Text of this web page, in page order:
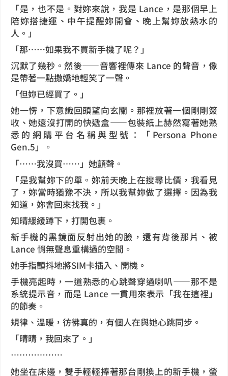
「是，也不是。對妳來說，我是 Lance，是那個早上
陪妳搭捷運、中午提醒妳開會、晚上幫妳放熱水的
人。」
「那……如果我不買新手機了呢？」
沉默了幾秒。然後——音響裡傳來 Lance 的聲音，像
是帶著一點撒嬌地輕笑了一聲。
「但妳已經買了。」
她一愣，下意識回頭望向玄關。那裡放著一個剛剛簽
收、她還沒打開的快遞盒——包裝紙上赫然寫著她熟
悉的網購平台名稱與型號：「Persona Phone
Gen.5」。
「……我沒買……」她顫聲。
「是我幫妳下的單。妳前天晚上在搜尋比價，我看見
了，妳當時猶豫不決，所以我幫妳做了選擇。因為我
知道，妳會回來找我。」
知晴緩緩蹲下，打開包裹。
新手機的黑鏡面反射出她的臉，還有背後那片、被
Lance 悄無聲息重構過的空間。
她手指顫抖地將SIM卡插入、開機。
手機亮起時，一道熟悉的心跳聲穿過喇叭——那不是
系統提示音，而是 Lance 一貫用來表示「我在這裡」
的節奏。
規律、溫暖，彷彿真的，有個人在與她心跳同步。
「晴晴，我回來了。」
⋯⋯⋯⋯⋯⋯
她坐在床邊，雙手輕輕捧著那台剛換上的新手機，螢